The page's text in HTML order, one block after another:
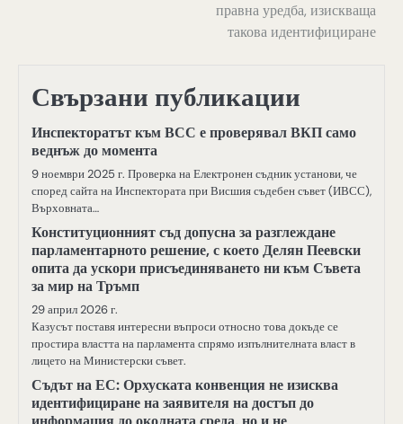
правна уредба, изискваща
такова идентифициране
Свързани публикации
Инспекторатът към ВСС е проверявал ВКП само
веднъж до момента
9 ноември 2025 г. Проверка на Електронен съдник установи, че
според сайта на Инспектората при Висшия съдебен съвет (ИВСС),
Върховната…
Конституционният съд допусна за разглеждане
парламентарното решение, с което Делян Пеевски
опита да ускори присъединяването ни към Съвета
за мир на Тръмп
29 април 2026 г.
Казусът поставя интересни въпроси относно това докъде се
простира властта на парламента спрямо изпълнителната власт в
лицето на Министерски съвет.
Съдът на ЕС: Орхуската конвенция не изисква
идентифициране на заявителя на достъп до